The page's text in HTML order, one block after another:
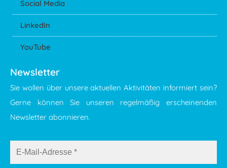
Social Media
LinkedIn
YouTube
Newsletter
Sie wollen über unsere aktuellen Aktivitäten informiert sein?
Gerne können Sie unseren regelmäßig erscheinenden
Newsletter abonnieren.